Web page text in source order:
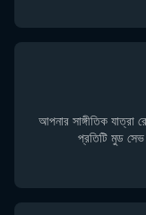
আপনার সাঙ্গীতিক
প্রতিটি মুড